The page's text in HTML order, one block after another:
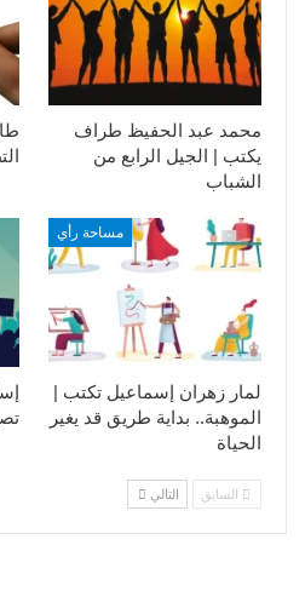
محمد عبد الحفيظ طراف
يكتب | الجيل الرابع من
الشباب
مساحة رأي
لمار زهران إسماعيل تكتب |
الموهبة.. بداية طريق قد يغير
الحياة
السابق التالي